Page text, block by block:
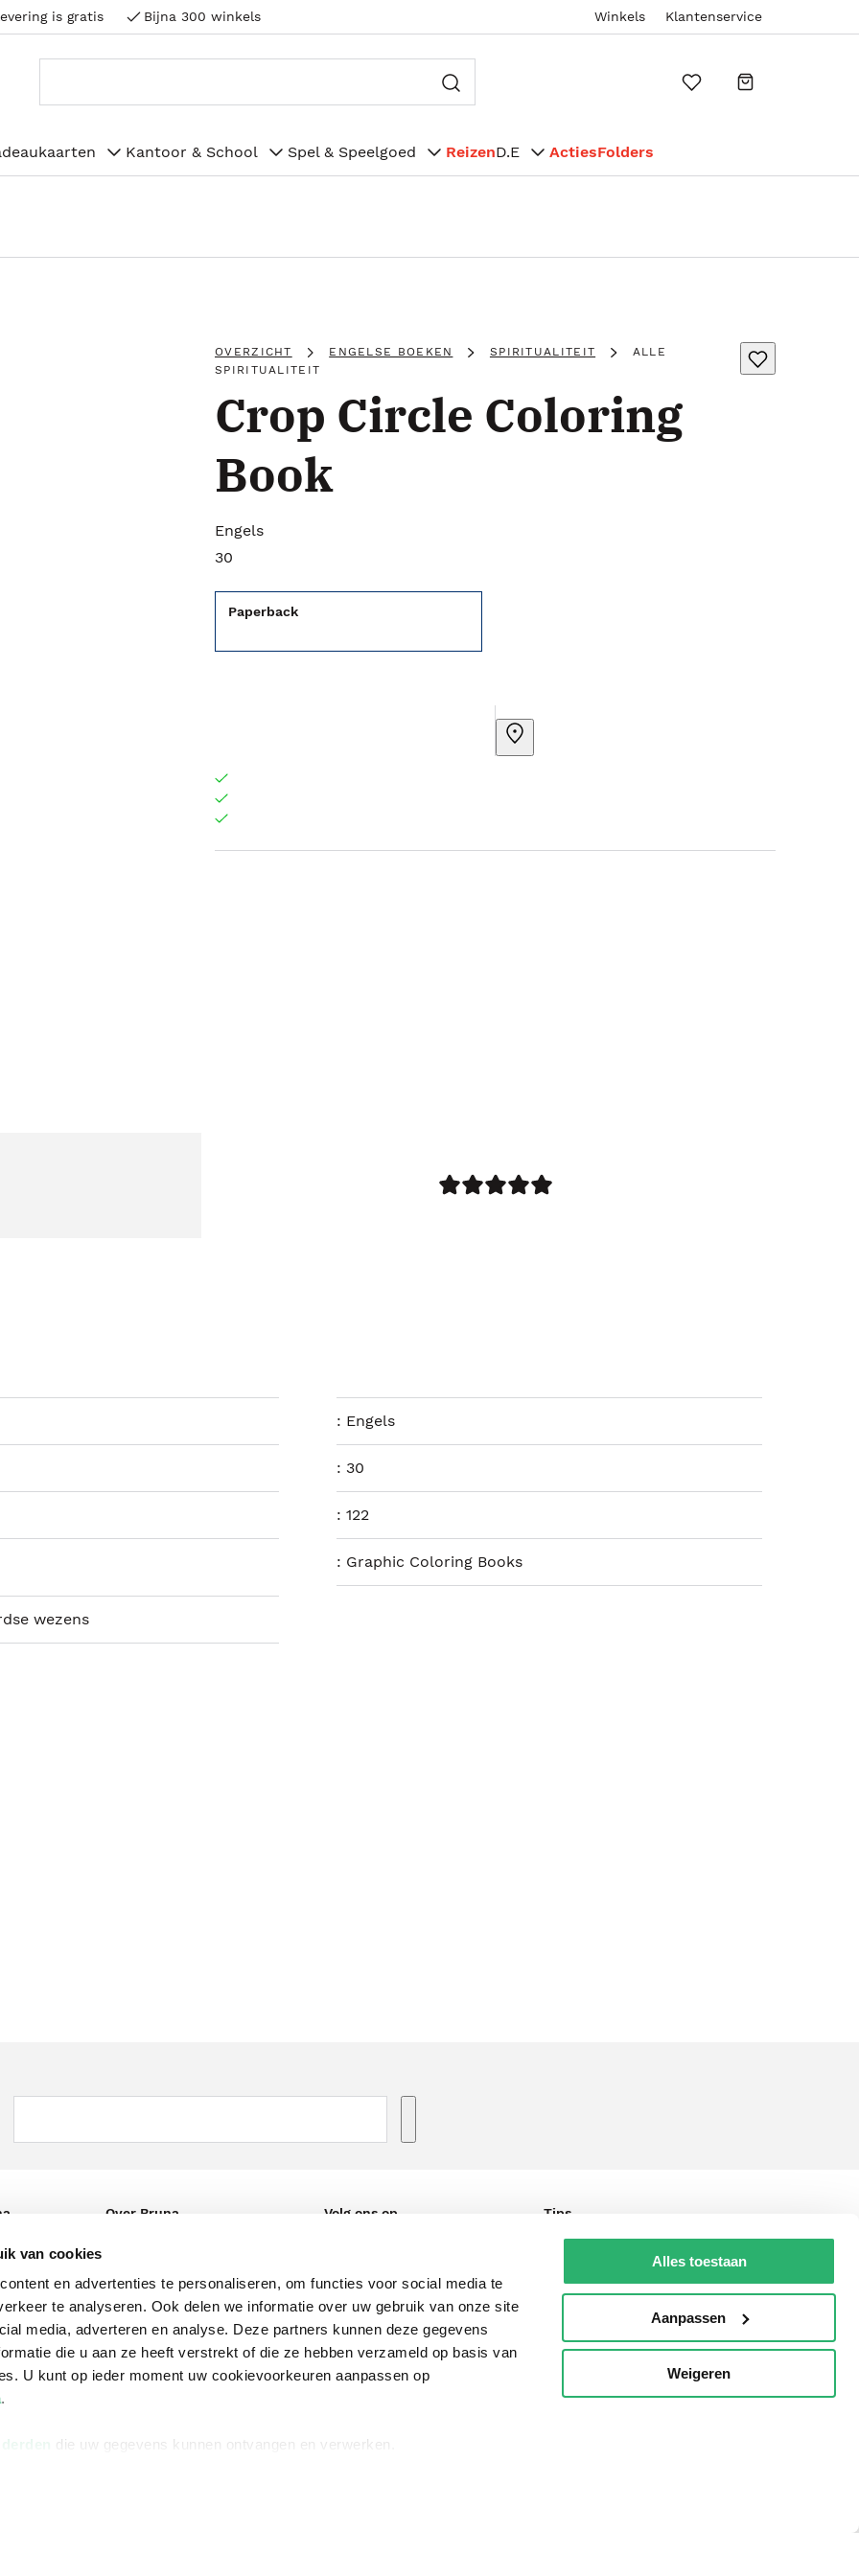
van cookies
en advertenties te personaliseren, om functies voor social media te
te analyseren. Ook delen we informatie over uw gebruik van onze site
media, adverteren en analyse. Deze partners kunnen deze gegevens
die u aan ze heeft verstrekt of die ze hebben verzameld op basis van
U kunt op ieder moment uw cookievoorkeuren aanpassen op
.
die uw gegevens kunnen ontvangen en verwerken.
Alles toestaan
Aanpassen
Weigeren
is gratis Bijna 300 winkels Winkels Klantenservice
Kantoor & School Spel & Speelgoed ReizenD.E ActiesFolders
OVERZICHT ENGELSE BOEKEN SPIRITUALITEIT
ALLE
SPIRITUALITEIT
Crop Circle Coloring
Book
Engels
30
Paperback
: Engels
:30
:122
: Graphic Coloring Books
wezens
winkel
Over Bruna
Werken bij Bruna
Ondernemer worden
De voordelen van Bruna
Responsible Disclosure
Volg ons op
Facebook
Instagram
Tips
Kinderboekenweek
De Nationale Voorleesdagen